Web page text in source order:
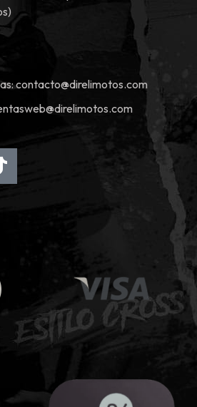
contacto@direlimotos.com